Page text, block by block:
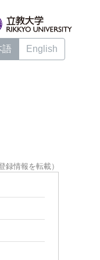
語 English
録情報を転載）